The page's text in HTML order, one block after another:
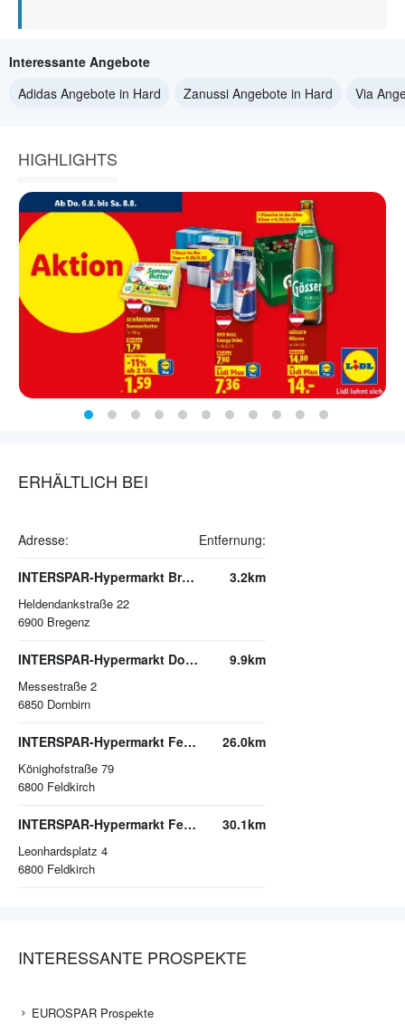
Interessante Angebote
Adidas Angebote in Hard
Zanussi Angebote in Hard Via
HIGHLIGHTS
ERHÄLTLICH BEI
Adresse: Entfernung:
INTERSPAR-Hypermarkt Bregenz
Heldendankstraße 22
6900 Bregenz
3.2km
INTERSPAR-Hypermarkt Dornbirn, Messepark
Messestraße 2
6850 Dornbirn
9.9km
INTERSPAR-Hypermarkt Feldkirch-Altenstadt
Könighofstraße 79
6800 Feldkirch
26.0km
INTERSPAR-Hypermarkt Feldkirch
Leonhardsplatz 4
6800 Feldkirch
30.1km
INTERESSANTE PROSPEKTE
EUROSPAR Prospekte